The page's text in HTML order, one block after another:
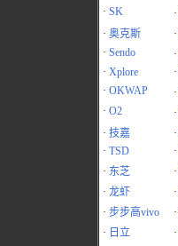
· SK ·
· 奥克斯 ·
· Sendo ·
· Xplore ·
· OKWAP ·
· O2 ·
· 技嘉 ·
· TSD ·
· 东芝 ·
· 龙虾 ·
· 步步高vivo ·
· 日立 ·